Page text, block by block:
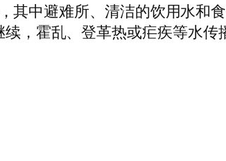
其中避难所、清洁的饮用水和食
，霍乱、登革热或疟疾等水传